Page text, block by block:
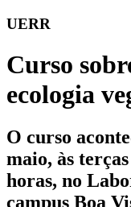
UERR
Curso
ecologia
O curso
maio, às
horas, no
campus Boa